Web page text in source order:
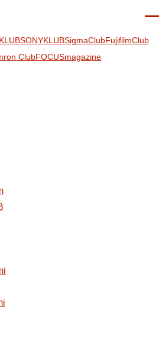
SONYKLUBSigmaClubFujifilmClub
ClubFOCUSmagazine